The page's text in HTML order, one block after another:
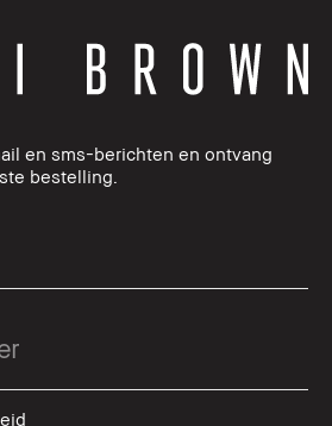
en sms-berichten en ontvang
bestelling.